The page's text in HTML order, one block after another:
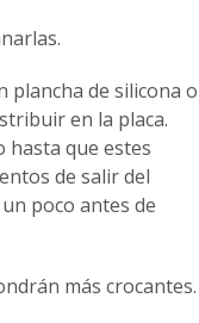
de silicona o
en la placa.
hasta que estes
de salir del
poco antes de
más crocantes.